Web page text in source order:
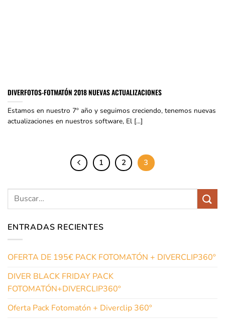
DIVERFOTOS-FOTMATÓN 2018 NUEVAS ACTUALIZACIONES
Estamos en nuestro 7º año y seguimos creciendo, tenemos nuevas
actualizaciones en nuestros software, El [...]
1 2 3
ENTRADAS RECIENTES
OFERTA DE 195€ PACK FOTOMATÓN + DIVERCLIP360º
DIVER BLACK FRIDAY PACK
FOTOMATÓN+DIVERCLIP360º
Oferta Pack Fotomatón + Diverclip 360º